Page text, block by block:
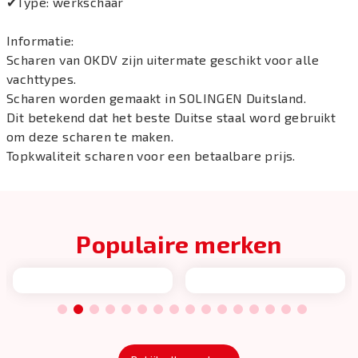
Informatie:
Scharen van OKDV zijn uitermate geschikt voor alle
vachttypes.
Scharen worden gemaakt in SOLINGEN Duitsland.
Dit betekend dat het beste Duitse staal word gebruikt
om deze scharen te maken.
Topkwaliteit scharen voor een betaalbare prijs.
Populaire merken
1 2 3 4 5 6 7 8 9 10 11 12 13 14 15 16